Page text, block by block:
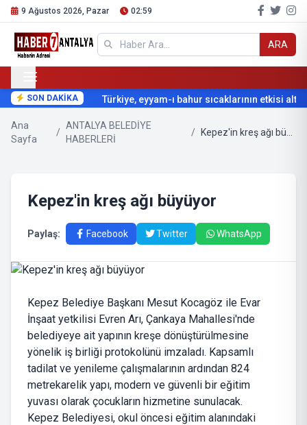
9 Ağustos 2026, Pazar 02:59
ARA
SON DAKİKA Türkiye, eyyam-ı bahur sıcaklarının etkisi
Ana
Sayfa
/
ANTALYA BELEDİYE
HABERLERİ
/
Kepez'in kreş ağı büyüyor
Paylaş: Facebook Twitter WhatsApp
Kepez Belediye Başkanı Mesut Kocagöz ile Evar
İnşaat yetkilisi Evren Arı, Çankaya Mahallesi'nde
belediyeye ait yapının kreşe dönüştürülmesine
yönelik iş birliği protokolünü imzaladı. Kapsamlı
tadilat ve yenileme çalışmalarının ardından 824
metrekarelik yapı, modern ve güvenli bir eğitim
yuvası olarak çocukların hizmetine sunulacak.
Kepez Belediyesi, okul öncesi eğitim alanındaki